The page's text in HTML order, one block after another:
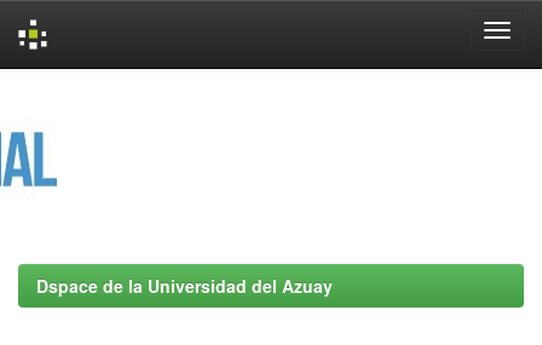
Dspace de la Universidad del Azuay